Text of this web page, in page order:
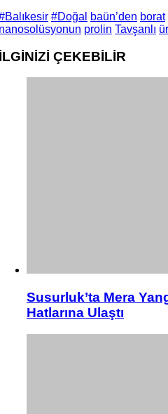
#Doğal baün’den borat
prolin Tavşanlı
ÇEKEBİLİR
Susurluk’ta Mera
Hatlarına Ulaştı